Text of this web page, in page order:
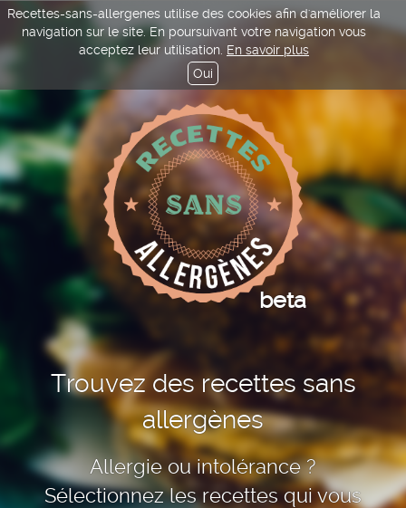
Recettes-sans-allergenes utilise des cookies afin d'améliorer la
navigation sur le site. En poursuivant votre navigation vous
acceptez leur utilisation. En savoir plus
Oui
beta
Trouvez des recettes sans
allergènes
Allergie ou intolérance ?
Sélectionnez les recettes qui vous